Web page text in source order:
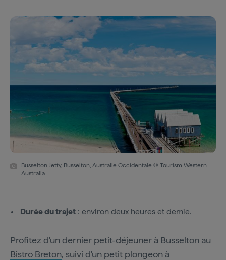
Busselton Jetty, Busselton, Australie Occidentale © Tourism Western
Australia
Durée du trajet : environ deux heures et demie.
Profitez d'un dernier petit-déjeuner à Busselton au
Bistro Breton, suivi d'un petit plongeon à